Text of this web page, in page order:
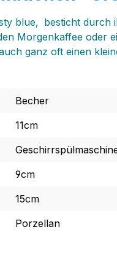
blue‚ besticht
Morgenkaffee oder
ganz oft einen
Becher
11cm
9cm
15cm
Porzellan